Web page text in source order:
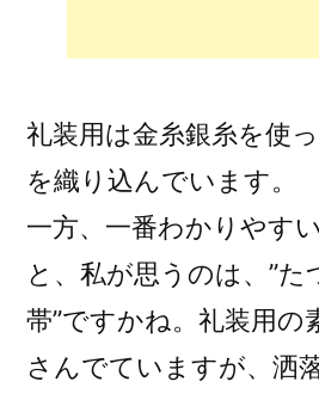
礼装用は金糸銀糸を使
を織り込んでいます。
一方、一番わかりやす
と、私が思うのは、”た
帯”ですかね。礼装用の
さんでていますが、洒